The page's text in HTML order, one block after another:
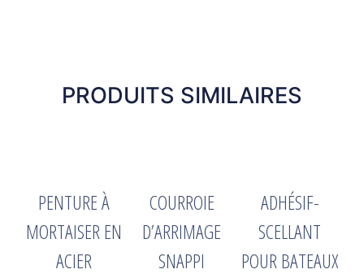
PRODUITS SIMILAIRES
PENTURE À
MORTAISER EN
ACIER
COURROIE
D’ARRIMAGE
SNAPPI
ADHÉSIF-
SCELLANT
POUR BATEAUX